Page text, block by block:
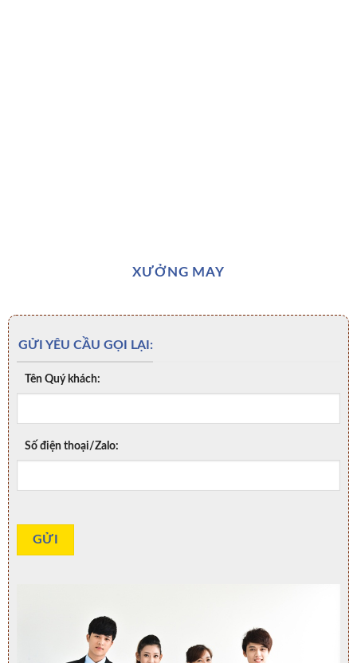
XƯỞNG MAY
GỬI YÊU CẦU GỌI LẠI:
Tên Quý khách:
Số điện thoại/Zalo: